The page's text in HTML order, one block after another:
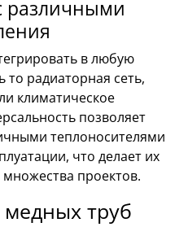
различными
в любую
то радиаторная сеть,
климатическое
позволяет
теплоносителями
что делает их
проектов.
труб